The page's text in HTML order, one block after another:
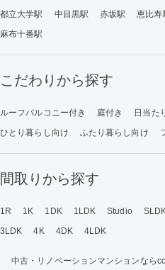
都立大学駅
中目黒駅 赤坂駅 恵比寿
麻布十番駅
こだわりから探す
ルーフバルコニー付き 庭付き 日当た
ひとり暮らし向け
ふたり暮らし向け
間取りから探す
1R 1K 1DK 1LDK Studio SLDK
3LDK
4K 4DK 4LDK
中古・リノベーションマンションなら